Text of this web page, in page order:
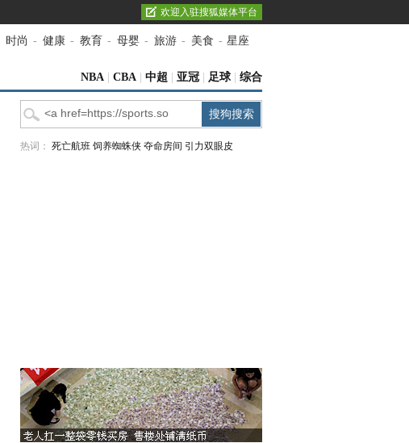
欢迎入驻搜狐媒体平台
时尚 - 健康 - 教育 - 母婴 - 旅游 - 美食 - 星座
NBA CBA 中超 亚冠 足球 综合
热词： 死亡航班 饲养蜘蛛侠 夺命房间 引力双眼皮